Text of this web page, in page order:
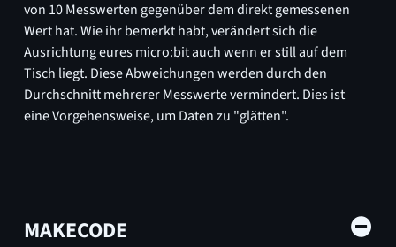
von 10 Messwerten gegenüber dem direkt gemessenen
Wert hat. Wie ihr bemerkt habt, verändert sich die
Ausrichtung eures micro:bit auch wenn er still auf dem
Tisch liegt. Diese Abweichungen werden durch den
Durchschnitt mehrerer Messwerte vermindert. Dies ist
eine Vorgehensweise, um Daten zu "glätten".
MAKECODE